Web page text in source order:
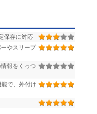
保存に対応
やスリープ
報をくっつ
で、外付け